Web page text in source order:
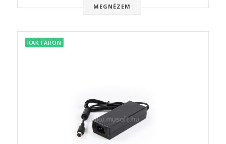
MEGNÉZEM
RAKTÁRON